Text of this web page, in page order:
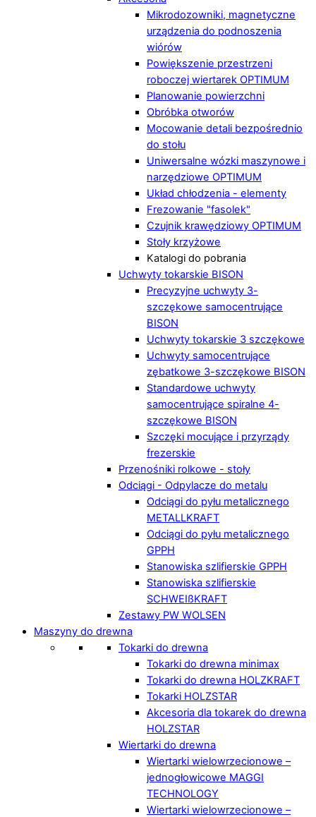
Mikrodozowniki, magnetyczne
urządzenia do podnoszenia
wiórów
Powiększenie przestrzeni
roboczej wiertarek OPTIMUM
Planowanie powierzchni
Obróbka otworów
Mocowanie detali bezpośrednio
do stołu
Uniwersalne wózki maszynowe i
narzędziowe OPTIMUM
Układ chłodzenia - elementy
Frezowanie "fasolek"
Czujnik krawędziowy OPTIMUM
Stoły krzyżowe
Katalogi do pobrania
Uchwyty tokarskie BISON
Precyzyjne uchwyty 3-
szczękowe samocentrujące
BISON
Uchwyty tokarskie 3 szczękowe
Uchwyty samocentrujące
zębatkowe 3-szczękowe BISON
Standardowe uchwyty
samocentrujące spiralne 4-
szczękowe BISON
Szczęki mocujące i przyrządy
frezerskie
Przenośniki rolkowe - stoły
Odciągi - Odpylacze do metalu
Odciągi do pyłu metalicznego
METALLKRAFT
Odciągi do pyłu metalicznego
GPPH
Stanowiska szlifierskie GPPH
Stanowiska szlifierskie
SCHWEIßKRAFT
Zestawy PW WOLSEN
Maszyny do drewna
Tokarki do drewna
Tokarki do drewna minimax
Tokarki do drewna HOLZKRAFT
Tokarki HOLZSTAR
Akcesoria dla tokarek do drewna
HOLZSTAR
Wiertarki do drewna
Wiertarki wielowrzecionowe –
jednogłowicowe MAGGI
TECHNOLOGY
Wiertarki wielowrzecionowe –